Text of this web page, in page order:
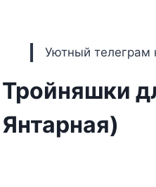
Уютный телеграм
Тройняшки
Янтарная)